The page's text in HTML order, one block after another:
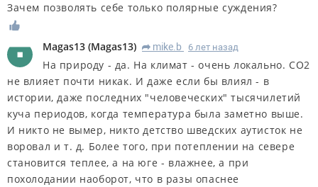
Зачем позволять себе только полярные суждения?
Magas13 (Magas13) R mike.b 6 лет назад
На природу - да. На климат - очень локально. CO2
не влияет почти никак. И даже если бы влиял - в
истории, даже последних "человеческих" тысячилетий
куча периодов, когда температура была заметно выше.
И никто не вымер, никто детство шведских аутисток не
воровал и т. д. Более того, при потеплении на севере
становится теплее, а на юге - влажнее, а при
похолодании наоборот, что в разы опаснее